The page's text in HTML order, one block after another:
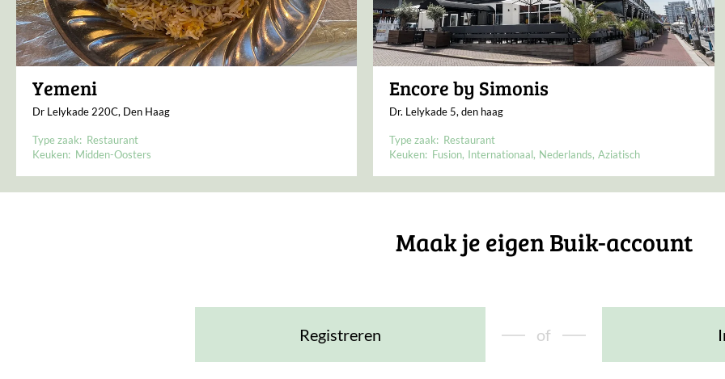
Yemeni
Dr Lelykade 220C, Den Haag
Type zaak: Restaurant
Keuken: Midden-Oosters
Encore by Simonis
Dr. Lelykade 5, den haag
Type zaak: Restaurant
Keuken: Fusion Internationaal Nederlands Aziatisch
Maak je eigen Buik-account
Registreren of